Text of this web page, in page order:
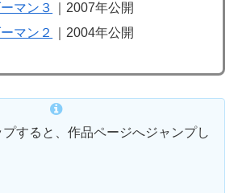
マン３
｜2007年公開
マン２
｜2004年公開
すると、作品ページへジャンプし